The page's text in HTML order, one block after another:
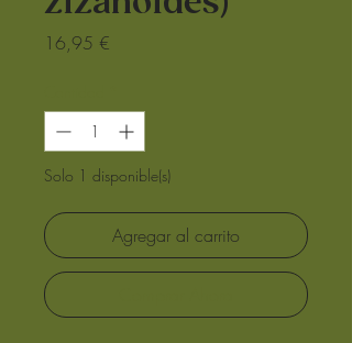
16,95 €
Solo 1 disponible(s)
Agregar al carrito